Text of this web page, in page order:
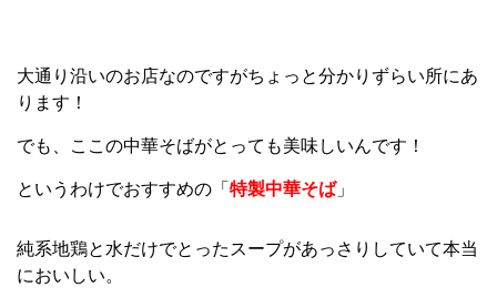
大通り沿いのお店なのですがちょっと分かりずらい所にあ
ります！
でも、ここの中華そばがとっても美味しいんです！
というわけでおすすめの「 特製中華そば」
純系地鶏と水だけでとったスープがあっさりしていて本当
においしい。